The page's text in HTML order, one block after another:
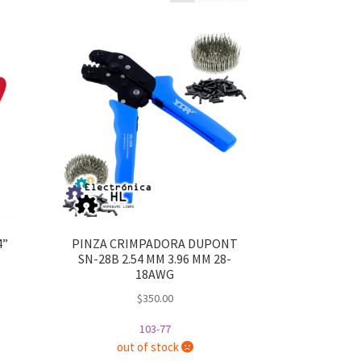
PINZA CRIMPADORA DUPONT
SN-28B 2.54 MM 3.96 MM 28-
18AWG
$350.00
103-77
out of stock